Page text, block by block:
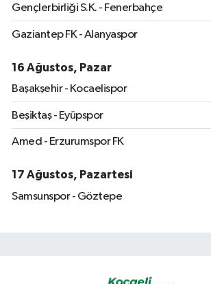
Gençlerbirliği S.K. - Fenerbahçe
Gaziantep FK - Alanyaspor
16 Ağustos, Pazar
Başakşehir - Kocaelispor
Beşiktaş - Eyüpspor
Amed - Erzurumspor FK
17 Ağustos, Pazartesi
Samsunspor - Göztepe